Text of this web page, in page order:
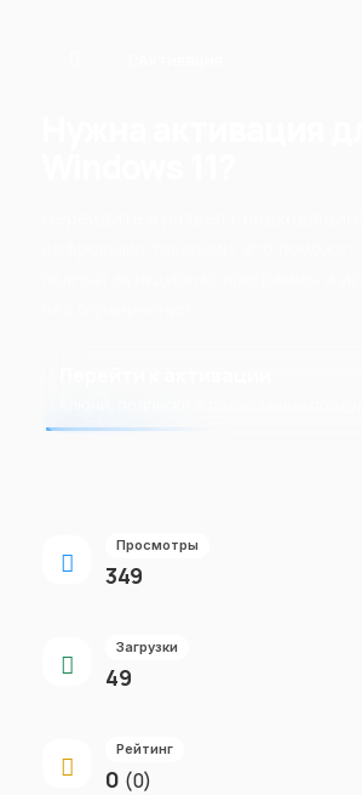
Просмотры
349
Загрузки
49
Рейтинг
0 (0)